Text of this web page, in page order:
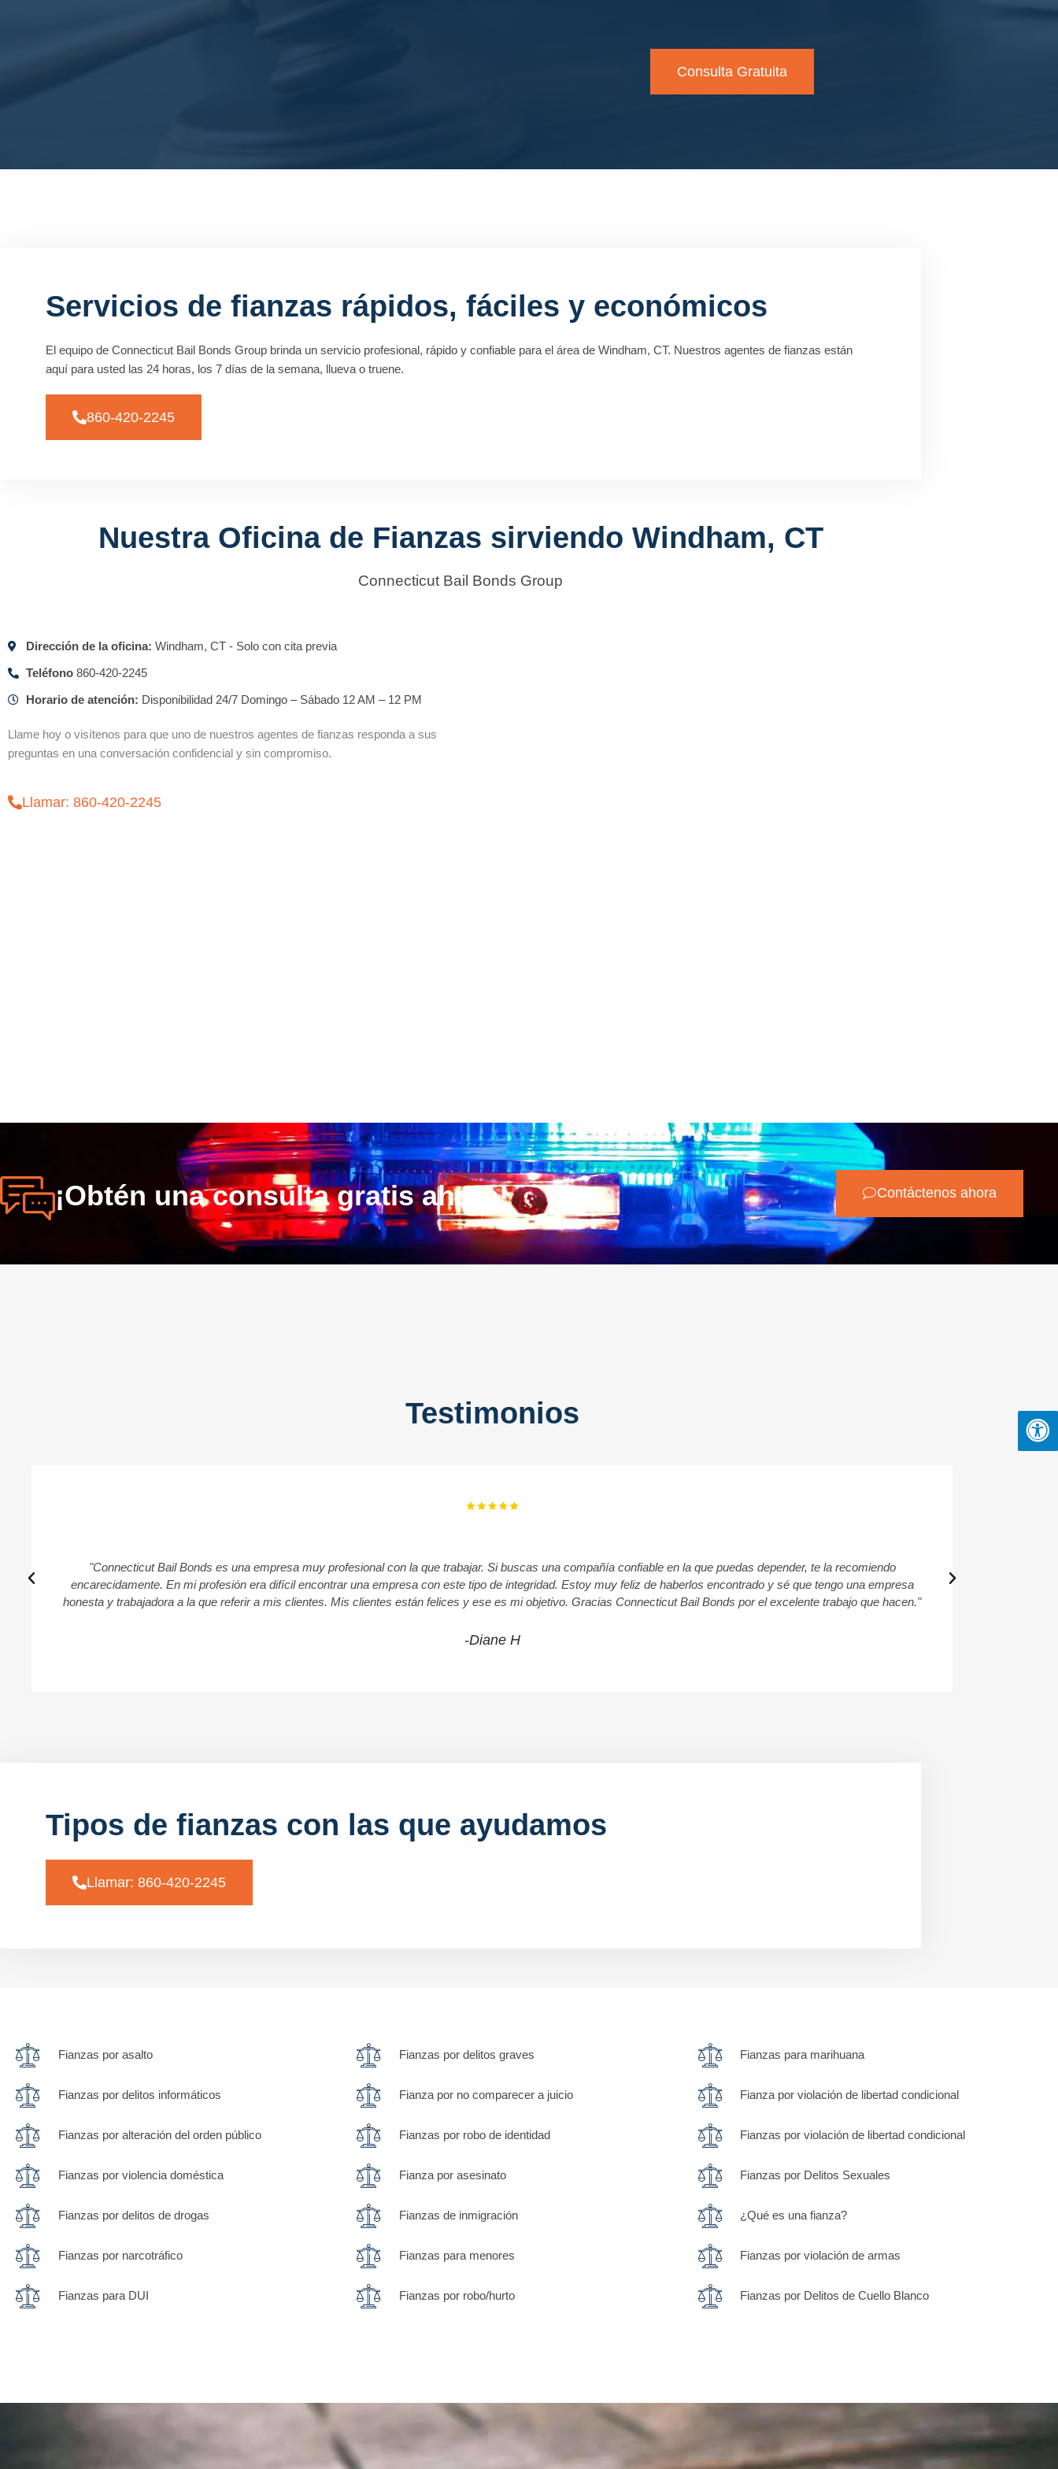
Consulta Gratuita
Servicios de fianzas rápidos, fáciles y económicos
El equipo de Connecticut Bail Bonds Group brinda un servicio profesional, rápido y confiable para el área de Windham, CT. Nuestros agentes de fianzas están
aquí para usted las 24 horas, los 7 días de la semana, llueva o truene.
860-420-2245
Nuestra Oficina de Fianzas sirviendo Windham, CT
Connecticut Bail Bonds Group
Dirección de la oficina: Windham, CT - Solo con cita previa
Teléfono860-420-2245
Horario de atención: Disponibilidad 24/7 Domingo – Sábado 12 AM – 12 PM
Llame hoy o visítenos para que uno de nuestros agentes de fianzas responda a sus
preguntas en una conversación confidencial y sin compromiso.
Llamar: 860-420-2245
¡Obtén una consulta gratis ahora! Contáctenos ahora
Testimonios
"Connecticut Bail Bonds es una empresa muy profesional con la que trabajar. Si buscas una compañía confiable en la que puedas depender, te la recomiendo
encarecidamente. En mi profesión era difícil encontrar una empresa con este tipo de integridad. Estoy muy feliz de haberlos encontrado y sé que tengo una empresa
honesta y trabajadora a la que referir a mis clientes. Mis clientes están felices y ese es mi objetivo. Gracias Connecticut Bail Bonds por el excelente trabajo que hacen."
-Diane H
Tipos de fianzas con las que ayudamos
Llamar: 860-420-2245
Fianzas por asalto
Fianzas por delitos informáticos
Fianzas por alteración del orden público
Fianzas por violencia doméstica
Fianzas por delitos de drogas
Fianzas por narcotráfico
Fianzas para DUI
Fianzas por delitos graves
Fianza por no comparecer a juicio
Fianzas por robo de identidad
Fianza por asesinato
Fianzas de inmigración
Fianzas para menores
Fianzas por robo/hurto
Fianzas para marihuana
Fianza por violación de libertad condicional
Fianzas por violación de libertad condicional
Fianzas por Delitos Sexuales
¿Qué es una fianza?
Fianzas por violación de armas
Fianzas por Delitos de Cuello Blanco